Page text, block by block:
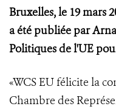
Bruxelles, le 19 mars
a été publiée par
Politiques de l'UE
«WCS EU félicite la
Chambre des